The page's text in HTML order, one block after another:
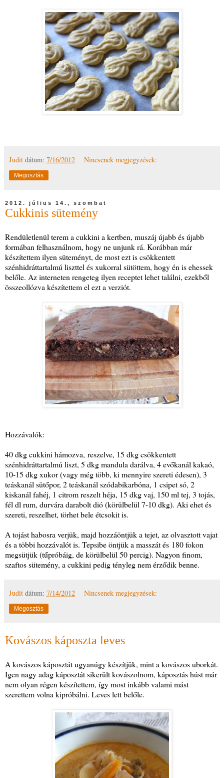
Judit dátum: 7/16/2012 Nincsenek megjegyzések:
Megosztás
2012. július 14., szombat
Cukkinis sütemény
Rendületlenül terem a cukkini a kertben, muszáj újabb és újabb
formában felhasználnom, hogy ne unjunk rá. Korábban már
készítettem ilyen süteményt, de most ezt is csökkentett
szénhidráttartalmú liszttel és xukorral sütöttem, hogy én is ehessek
belőle. Az interneten rengeteg ilyen receptet lehet találni, ezekből
összeollózva készítettem el ezt a verziót.
Hozzávalók:
40 dkg cukkini hámozva, reszelve, 15 dkg csökkentett
szénhidráttartalmú liszt, 5 dkg mandula darálva, 4 evőkanál kakaó,
10-15 dkg xukor (vagy még több, ki mennyire szereti édesen), 3
teáskanál sütőpor, 2 teáskanál szódabikarbóna, 1 csipet só, 2
kiskanál fahéj, 1 citrom reszelt héja, 15 dkg vaj, 150 ml tej, 3 tojás,
fél dl rum, durvára darabolt dió (körülbelül 7-10 dkg). Aki ehet és
szereti, reszelhet, törhet bele étcsokit is.
A tojást habosra verjük, majd hozzáöntjük a tejet, az olvasztott vajat
és a többi hozzávalót is. Tepsibe öntjük a masszát és 180 fokon
megsütjük (tűpróbáig, de körülbelül 50 percig). Nagyon finom,
szaftos sütemény, a cukkini pedig tényleg nem érződik benne.
Judit dátum: 7/14/2012 Nincsenek megjegyzések:
Megosztás
Kovászos káposzta leves
A kovászos káposztát ugyanúgy készítjük, mint a kovászos uborkát.
Igen nagy adag káposztát sikerült kovászolnom, káposztás húst már
nem olyan régen készítettem, így most inkább valami mást
szerettem volna kipróbálni. Leves lett belőle.